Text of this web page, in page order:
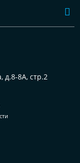
д.8-8А, стр.2